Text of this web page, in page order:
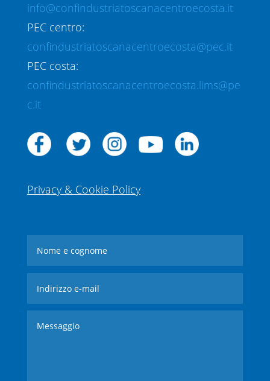
info@confindustriatoscanacentroecosta.it
PEC centro:
confindustriatoscanacentroecosta@pec.it
PEC costa:
confindustriatoscanacentroecosta.lims@pe
c.it
Privacy & Cookie Policy